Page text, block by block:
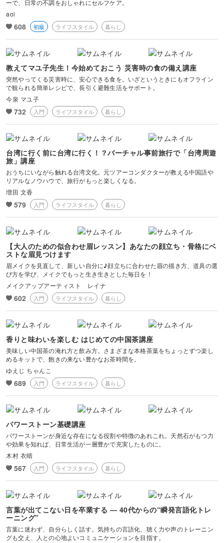
ーで、日常の不調をおしゃれにセルフケア。
aoi
608 初級 ライフスタイル 暮らし
教えてマユ子先生！今始めておこう 災害時の食の備え講座
突然やってくる災害時に、安心できる食を。いざというときにもオフライン
で観られる簡単レシピで、長引く避難生活をサポート。
今泉 マユ子
732 入門 ライフスタイル 暮らし
台湾に行く前に台湾に行く！？バーチャル事前旅行で「台湾周遊
旅」講座
おうちにいながら触れる台湾文化。元ツアーコンダクターが教える中国語や
リアルなノウハウで、旅行がもっと楽しくなる。
増田 文香
579 入門 ライフスタイル 暮らし
【大人のための似合わせ眉レッスン】あなたの顔立ち・骨格にベ
ストな眉見つけます
眉メイクを見直して、新しい自分に♪顔立ちに合わせた眉の描き方、道具の選
び方を学び、メイクでもっと生き生きとした毎日を！
メイクアップアーティスト レイナ
602 入門 ライフスタイル 暮らし
香りと味わいを楽しむ はじめての中国茶講座
美味しい中国茶の淹れ方と飲み方。さまざまな本格茶葉をちょっとずつ楽し
めるキットで、飽きの来ない豊かなお茶時間を。
ゆえじ ちゃんこ
689 入門 ライフスタイル 暮らし
パワーストーン基礎講座
パワーストーンが身近な存在になる役割や特徴のあれこれ。天然石がもつ力
や効果を知れば、日常生活が一層豊かで充実したものに。
木村 衣晴
567 入門 ライフスタイル 暮らし
言葉が出てこない日を卒業する — 40代からの“瞬発言語化トレ
ーニング”
言葉に迷わず、自分らしく話す。気持ちの言語化、聴く力や声のトレーニン
グも交え、人との心地よいコミュニケーションを目指す。